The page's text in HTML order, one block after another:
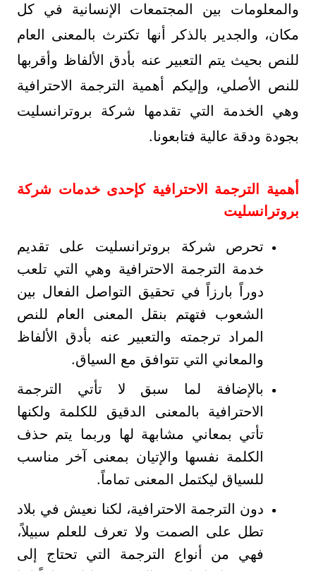
والمعلومات بين المجتمعات الإنسانية في كل
مكان، والجدير بالذكر أنها تكترث بالمعنى العام
للنص بحيث يتم التعبير عنه بأدق الألفاظ وأقربها
للنص الأصلي، وإليكم أهمية الترجمة الاحترافية
وهي الخدمة التي تقدمها شركة بروترانسليت
بجودة ودقة عالية فتابعونا.
أهمية الترجمة الاحترافية كإحدى خدمات شركة
بروترانسليت
تحرص شركة بروترانسليت على تقديم
خدمة الترجمة الاحترافية وهي التي تلعب
دوراً بارزاً في تحقيق التواصل الفعال بين
الشعوب فتهتم بنقل المعنى العام للنص
المراد ترجمته والتعبير عنه بأدق الألفاظ
والمعاني التي تتوافق مع السياق.
بالإضافة لما سبق لا تأتي الترجمة
الاحترافية بالمعنى الدقيق للكلمة ولكنها
تأتي بمعاني مشابهة لها وربما يتم حذف
الكلمة نفسها والإتيان بمعنى آخر مناسب
للسياق ليكتمل المعنى تماماً.
دون الترجمة الاحترافية، لكنا نعيش في بلاد
تطل على الصمت ولا تعرف للعلم سبيلاً،
فهي من أنواع الترجمة التي تحتاج إلى